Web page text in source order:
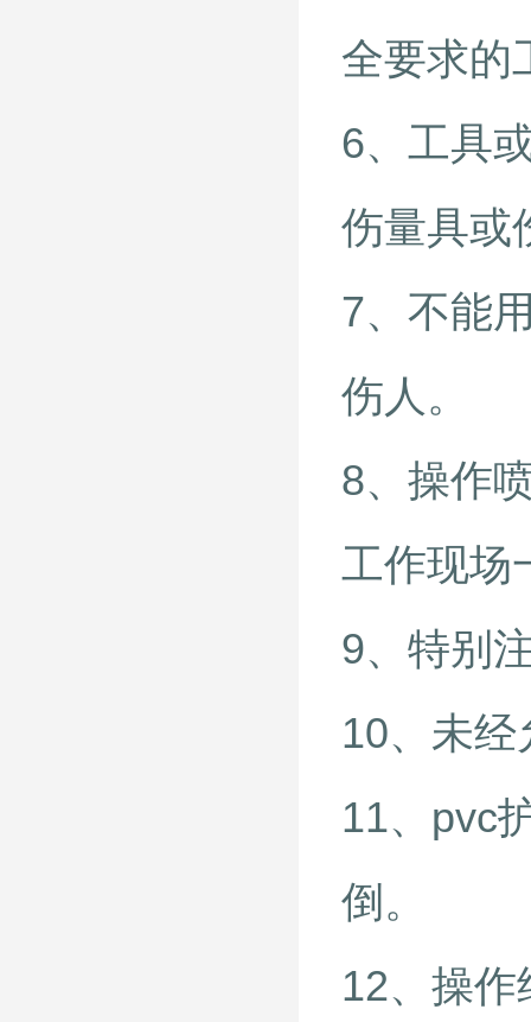
全要求的
6、工具
伤量具或
7、不能
伤人。
8、操作
工作现
9、特别
10、未
11、pvc
倒。
12、操